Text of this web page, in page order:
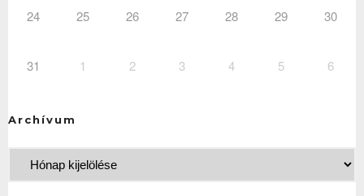
24 25 26 27 28 29 30
31 1 2 3 4 5 6
Archívum